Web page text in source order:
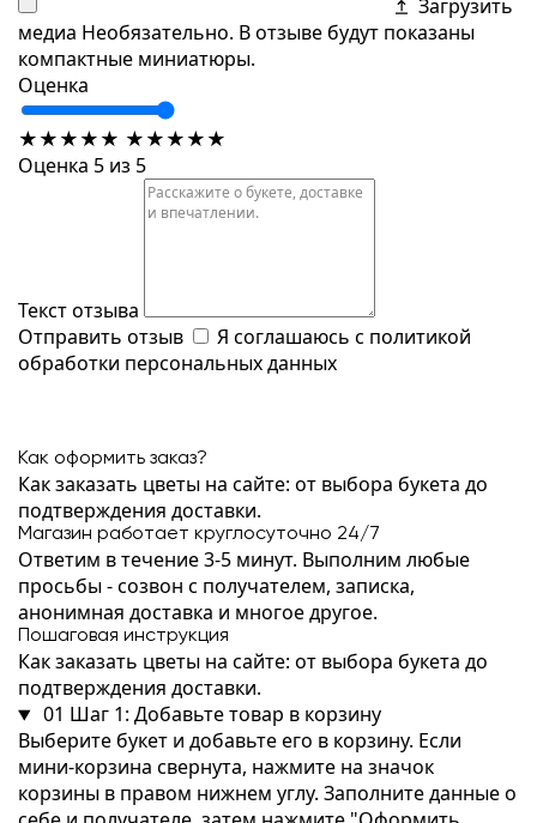
Загрузить
медиа Необязательно. В отзыве будут показаны
компактные миниатюры.
Оценка
★★★★★ ★★★★★
Оценка 5 из 5
Текст отзыва
Отправить отзыв
Я соглашаюсь с политикой
обработки персональных данных
Как оформить заказ?
Как заказать цветы на сайте: от выбора букета до
подтверждения доставки.
Магазин работает круглосуточно 24/7
Ответим в течение 3-5 минут. Выполним любые
просьбы - созвон с получателем, записка,
анонимная доставка и многое другое.
Пошаговая инструкция
Как заказать цветы на сайте: от выбора букета до
подтверждения доставки.
01 Шаг 1: Добавьте товар в корзину
Выберите букет и добавьте его в корзину. Если
мини-корзина свернута, нажмите на значок
корзины в правом нижнем углу. Заполните данные о